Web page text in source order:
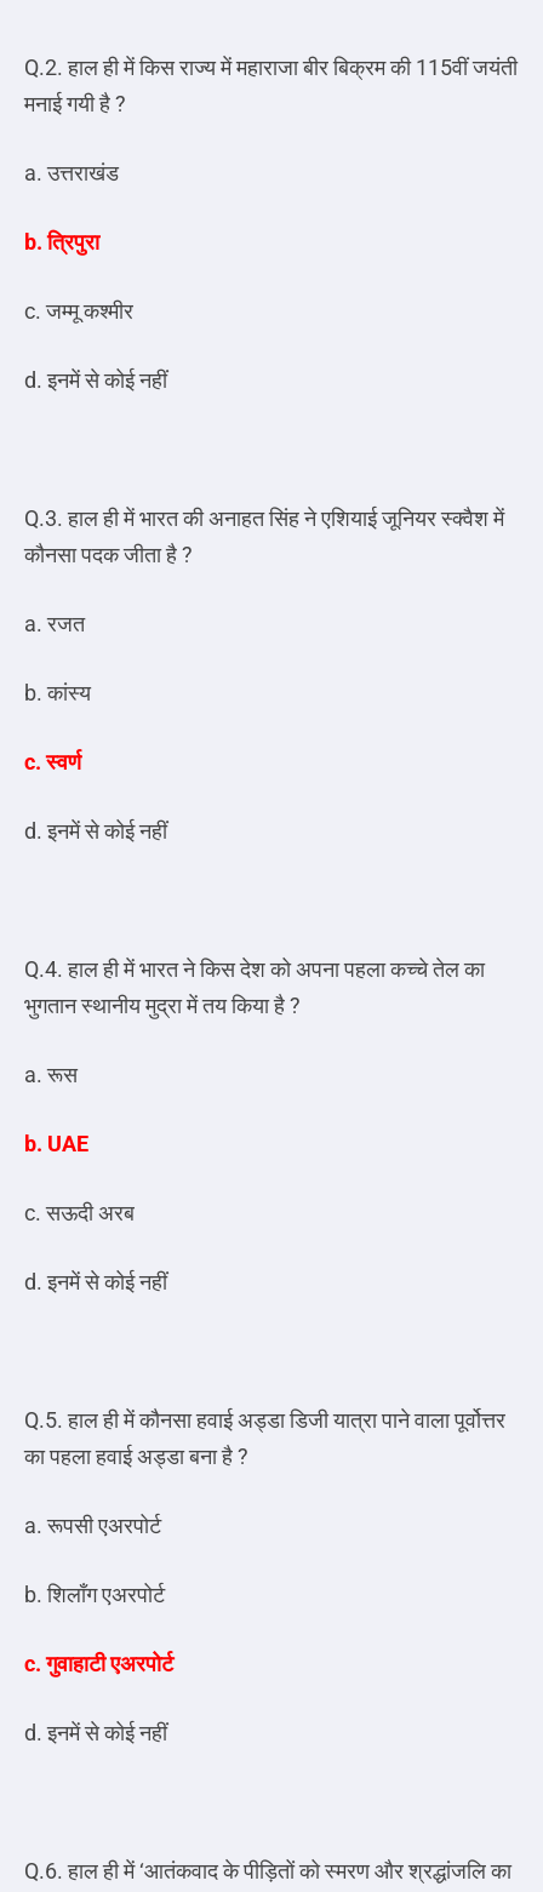
Q.2. हाल ही में किस राज्य में महाराजा बीर बिक्रम की 115वीं जयंती
मनाई गयी है ?
a. उत्तराखंड
b. त्रिपुरा
c. जम्मू कश्मीर
d. इनमें से कोई नहीं
Q.3. हाल ही में भारत की अनाहत सिंह ने एशियाई जूनियर स्क्वैश में
कौनसा पदक जीता है ?
a. रजत
b. कांस्य
c. स्वर्ण
d. इनमें से कोई नहीं
Q.4. हाल ही में भारत ने किस देश को अपना पहला कच्चे तेल का
भुगतान स्थानीय मुद्रा में तय किया है ?
a. रूस
b. UAE
c. सऊदी अरब
d. इनमें से कोई नहीं
Q.5. हाल ही में कौनसा हवाई अड्डा डिजी यात्रा पाने वाला पूर्वोत्तर
का पहला हवाई अड्डा बना है ?
a. रूपसी एअरपोर्ट
b. शिलॉंग एअरपोर्ट
c. गुवाहाटी एअरपोर्ट
d. इनमें से कोई नहीं
Q.6. हाल ही में ‘आतंकवाद के पीड़ितों को स्मरण और श्रद्धांजलि का